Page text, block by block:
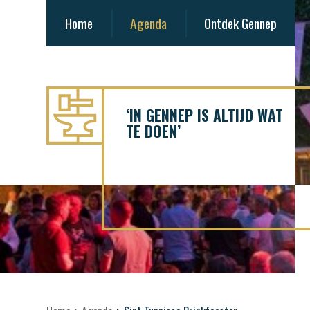
Home Agenda Ontdek Gennep
‘IN GENNEP IS ALTIJD WAT
TE DOEN’